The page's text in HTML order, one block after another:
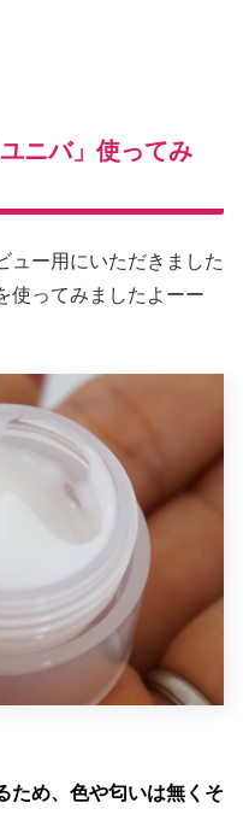
ニバ」使ってみ
ュー用にいただきました
使ってみましたよーー
ため、色や匂いは無くそ